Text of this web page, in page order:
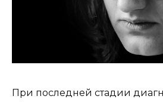
При последней стадии